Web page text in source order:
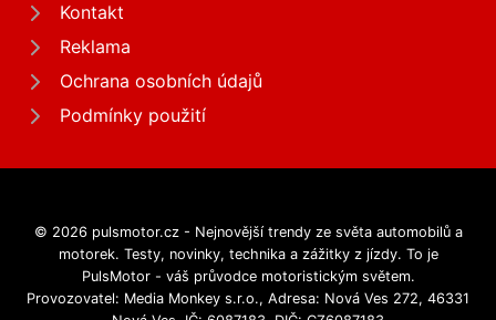
Kontakt
Reklama
Ochrana osobních údajů
Podmínky použití
© 2026 pulsmotor.cz - Nejnovější trendy ze světa automobilů a
motorek. Testy, novinky, technika a zážitky z jízdy. To je
PulsMotor - váš průvodce motoristickým světem.
Provozovatel: Media Monkey s.r.o., Adresa: Nová Ves 272, 46331